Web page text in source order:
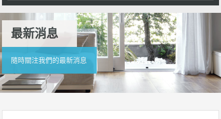
最新消息
隨時關注我們的最新消息